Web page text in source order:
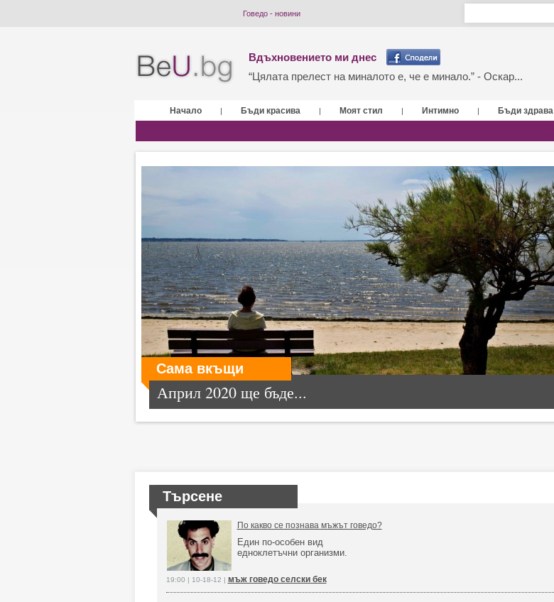
Говедо - новини
Вдъхновението ми днес
“Цялата прелест на миналото е, че е минало.” - Оскар...
Начало | Бъди красива | Моят стил | Интимно | Бъди здрава
Сама вкъщи
Април 2020 ще бъде...
Търсене
По какво се познава мъжът говедо?
Един по-особен вид
едноклетъчни организми.
19:00 | 10-18-12 | мъж говедо селски бек